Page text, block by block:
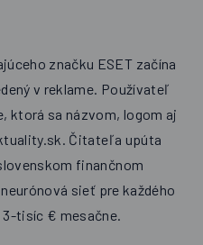
značku ESET začína
v reklame. Používateľ
ktorá sa názvom, logom aj
Čitateľa upúta
finančnom
sieť pre každého
3-tisíc € mesačne.